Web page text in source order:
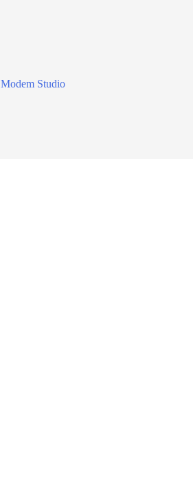
Modem Studio